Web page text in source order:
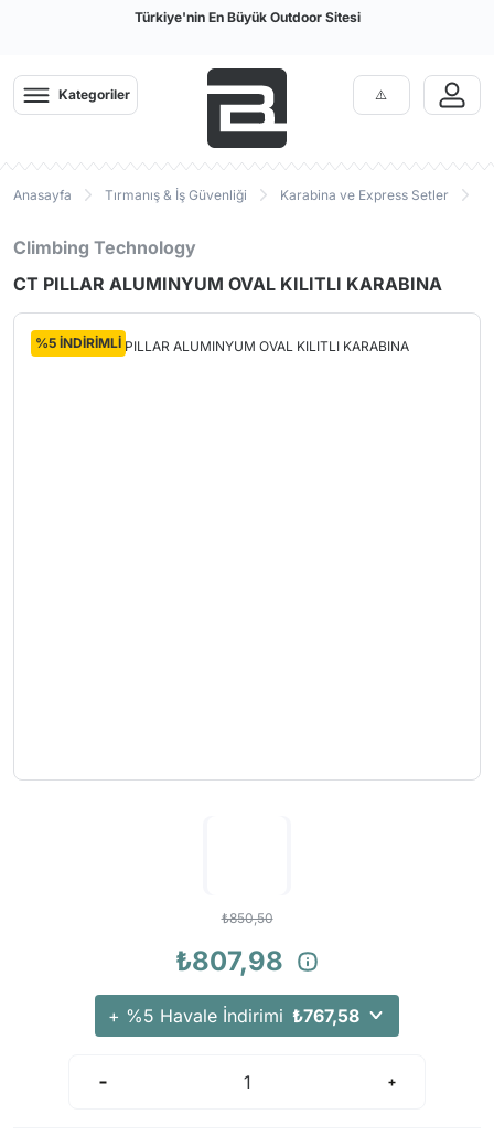
Türkiye'nin En Büyük Outdoor Sitesi
Kategoriler
Anasayfa Tırmanış & İş Güvenliği Karabina ve Express Setler
Climbing Technology
CT PILLAR ALUMINYUM OVAL KILITLI KARABINA
%5 İNDİRİMLİ
₺850,50
₺807,98
+ %5 Havale İndirimi ₺767,58